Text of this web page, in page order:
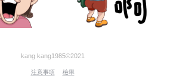
kang kang1985©2021
注意事項 檢舉